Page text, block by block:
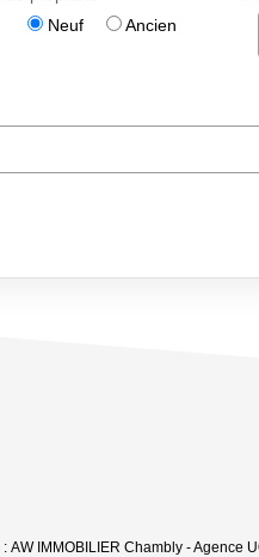
IMMOBILIER Chambly - Agence